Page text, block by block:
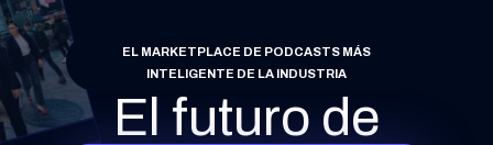
EL MARKETPLACE DE PODCASTS MÁS
INTELIGENTE DE LA INDUSTRIA
El futuro de